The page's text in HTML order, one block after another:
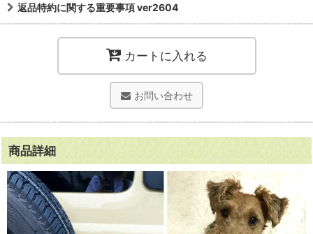
返品特約に関する重要事項 ver2604
カートに入れる
お問い合わせ
商品詳細